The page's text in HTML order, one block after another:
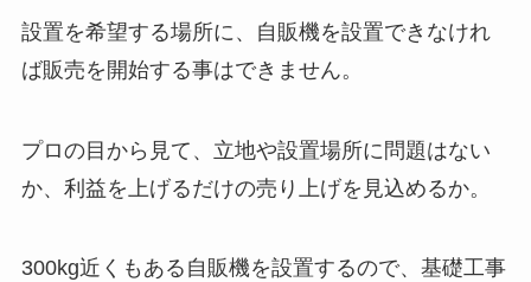
設置を希望する場所に、自販機を設置できなけれ
ば販売を開始する事はできません。
プロの目から見て、立地や設置場所に問題はない
か、利益を上げるだけの売り上げを見込めるか。
300kg近くもある自販機を設置するので、基礎工事